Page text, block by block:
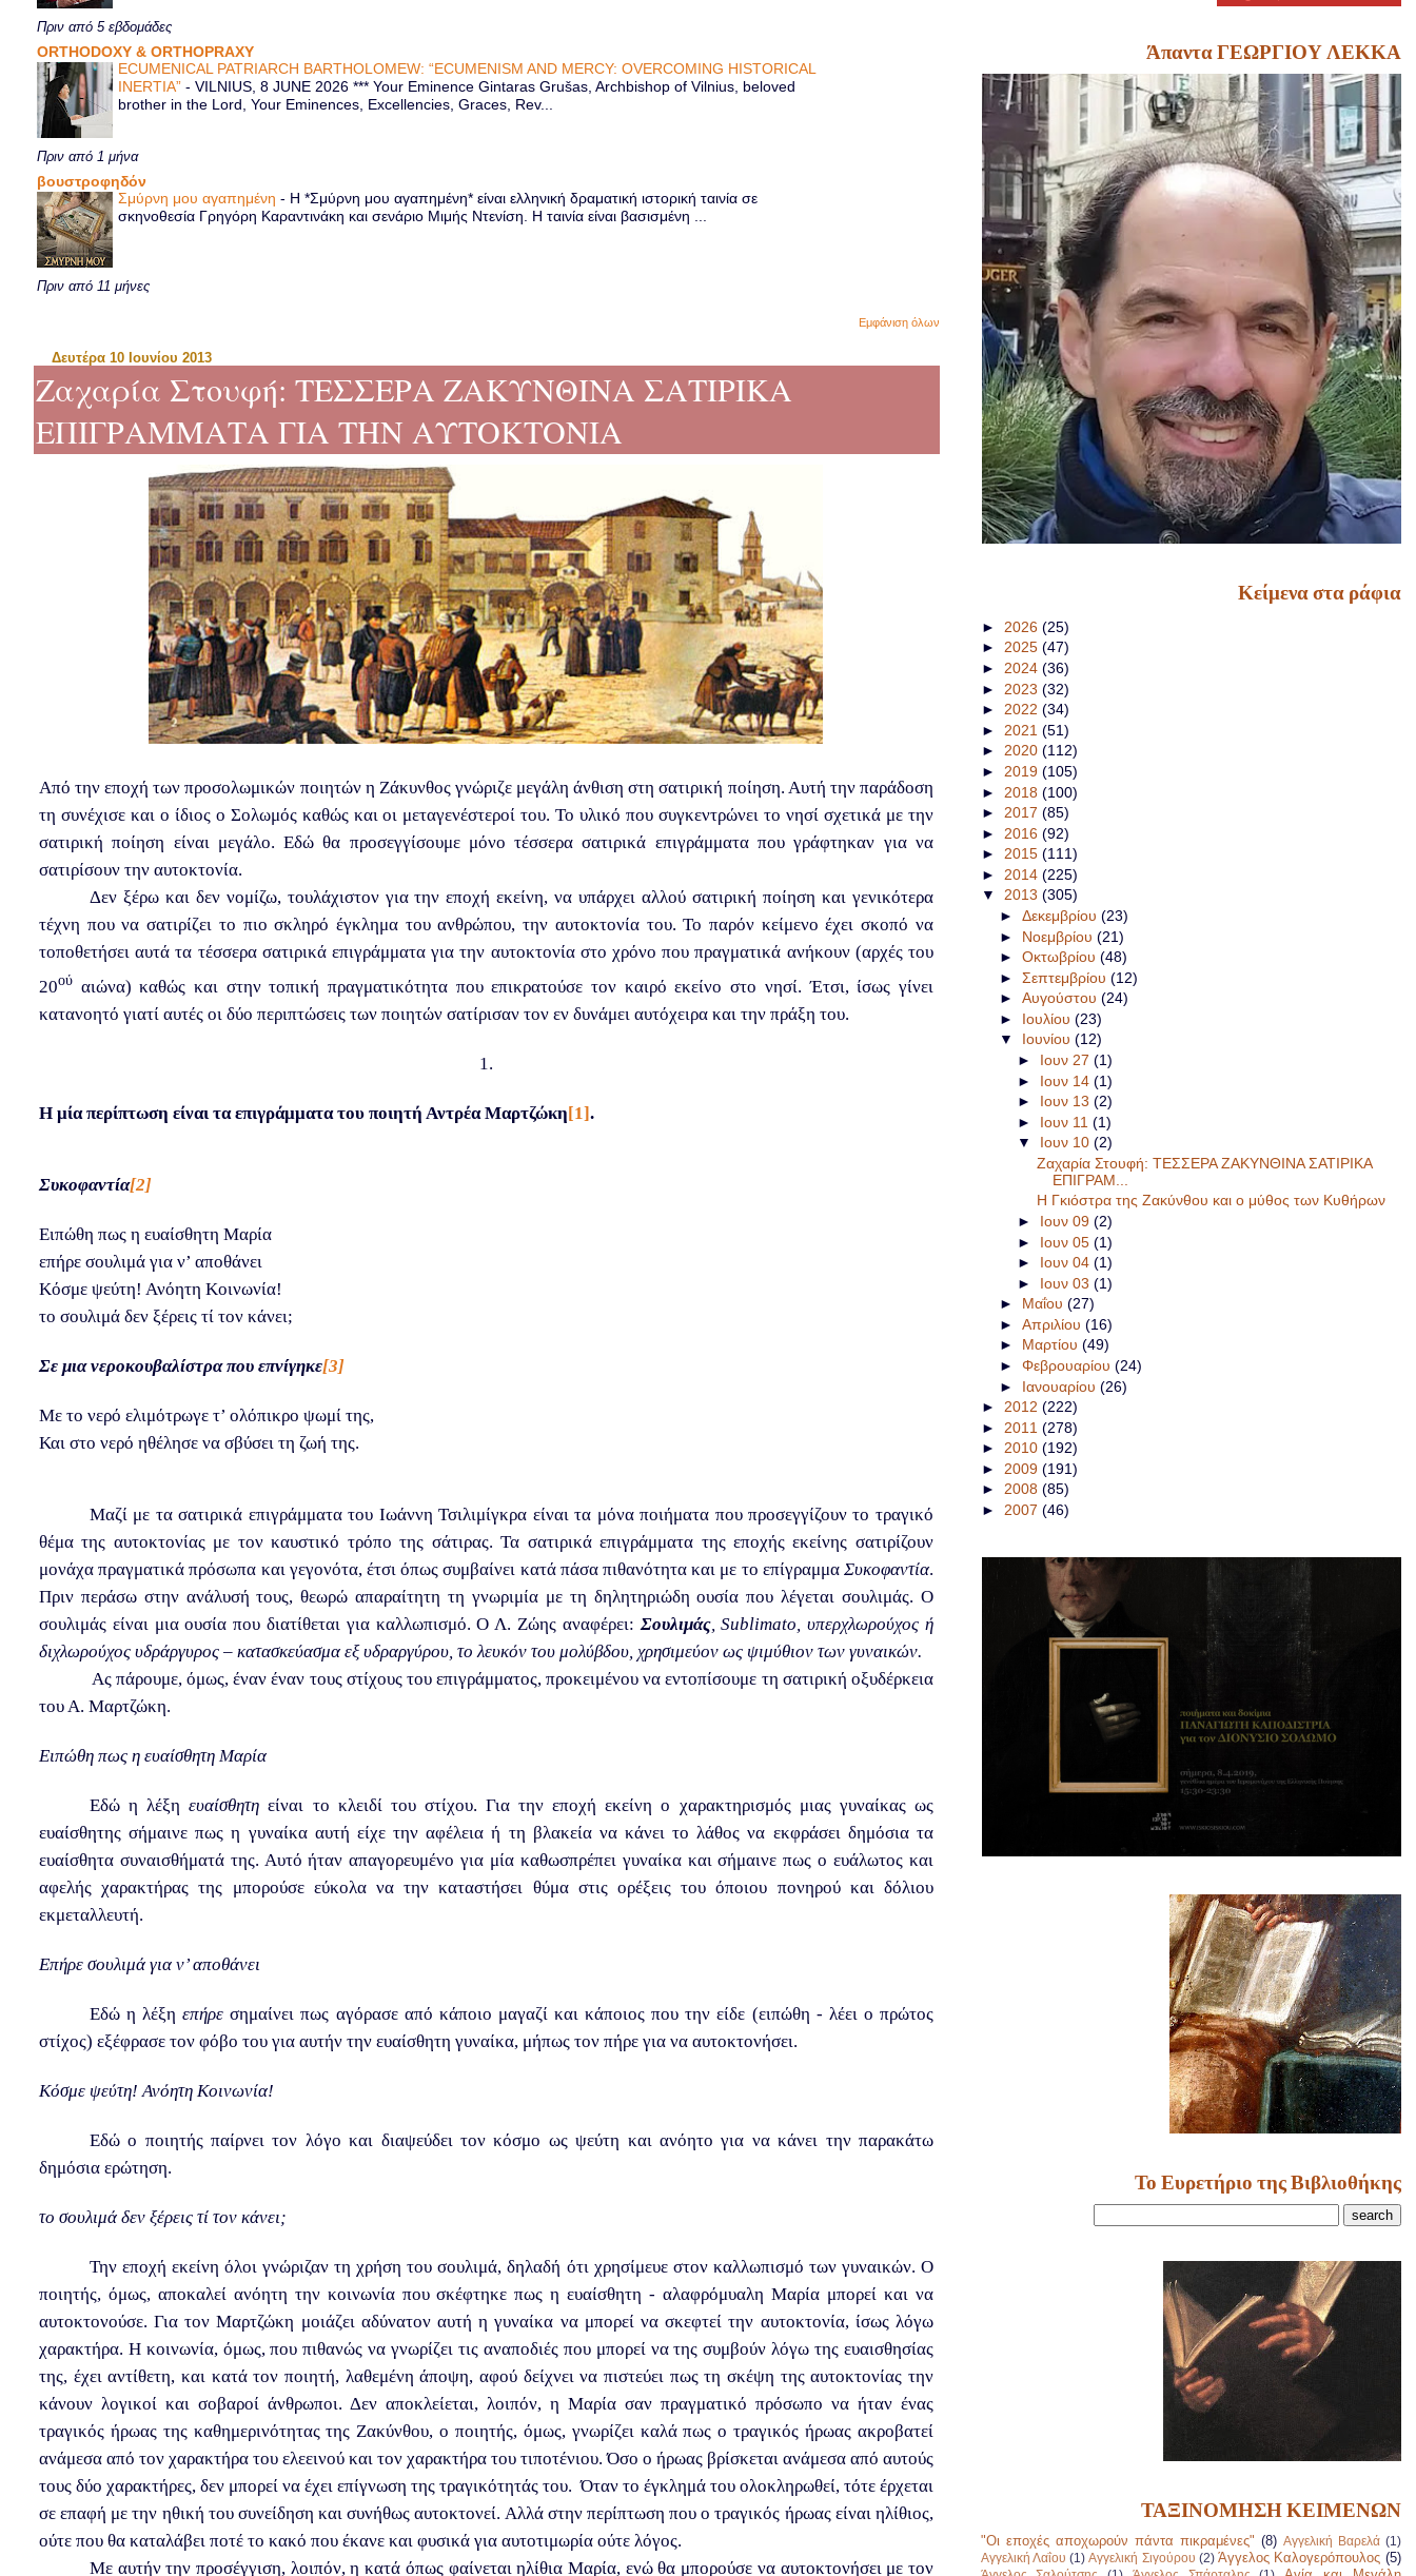
Πριν από 5 εβδομάδες
ORTHODOXY & ORTHOPRAXY
ECUMENICAL PATRIARCH BARTHOLOMEW: “ECUMENISM AND MERCY: OVERCOMING HISTORICAL
INERTIA”-VILNIUS, 8 JUNE 2026 *** Your Eminence Gintaras Grušas, Archbishop of Vilnius, beloved
brother in the Lord, Your Eminences, Excellencies, Graces, Rev...
Πριν από 1 μήνα
βουστροφηδόν
Σμύρνη μου αγαπημένη- Η *Σμύρνη μου αγαπημένη* είναι ελληνική δραματική ιστορική ταινία σε
σκηνοθεσία Γρηγόρη Καραντινάκη και σενάριο Μιμής Ντενίση. Η ταινία είναι βασισμένη ...
Πριν από 11 μήνες
Εμφάνιση όλων
Δευτέρα 10 Ιουνίου 2013
Ζαχαρία Στουφή: ΤΕΣΣΕΡΑ ΖΑΚΥΝΘΙΝΑ ΣΑΤΙΡΙΚΑ
ΕΠΙΓΡΑΜΜΑΤΑ ΓΙΑ ΤΗΝ ΑΥΤΟΚΤΟΝΙΑ
Από την εποχή των προσολωμικών ποιητών η Ζάκυνθος γνώριζε μεγάλη άνθιση στη σατιρική ποίηση. Αυτή την παράδοση
τη συνέχισε και ο ίδιος ο Σολωμός καθώς και οι μεταγενέστεροί του. Το υλικό που συγκεντρώνει το νησί σχετικά με την
σατιρική ποίηση είναι μεγάλο. Εδώ θα προσεγγίσουμε μόνο τέσσερα σατιρικά επιγράμματα που γράφτηκαν για να
σατιρίσουν την αυτοκτονία.
Δεν ξέρω και δεν νομίζω, τουλάχιστον για την εποχή εκείνη, να υπάρχει αλλού σατιρική ποίηση και γενικότερα
τέχνη που να σατιρίζει το πιο σκληρό έγκλημα του ανθρώπου, την αυτοκτονία του. Το παρόν κείμενο έχει σκοπό να
τοποθετήσει αυτά τα τέσσερα σατιρικά επιγράμματα για την αυτοκτονία στο χρόνο που πραγματικά ανήκουν (αρχές του
20ούαιώνα) καθώς και στην τοπική πραγματικότητα που επικρατούσε τον καιρό εκείνο στο νησί. Έτσι, ίσως γίνει
κατανοητό γιατί αυτές οι δύο περιπτώσεις των ποιητών σατίρισαν τον εν δυνάμει αυτόχειρα και την πράξη του.
1.
Η μία περίπτωση είναι τα επιγράμματα του ποιητή Αντρέα Μαρτζώκη[1].
Συκοφαντία[2]
Ειπώθη πως η ευαίσθητη Μαρία
επήρε σουλιμά για ν’ αποθάνει
Κόσμε ψεύτη! Ανόητη Κοινωνία!
το σουλιμά δεν ξέρεις τί τον κάνει;
Σε μια νεροκουβαλίστρα που επνίγηκε[3]
Με το νερό ελιμότρωγε τ’ ολόπικρο ψωμί της,
Και στο νερό ηθέλησε να σβύσει τη ζωή της.
Μαζί με τα σατιρικά επιγράμματα του Ιωάννη Τσιλιμίγκρα είναι τα μόνα ποιήματα που προσεγγίζουν το τραγικό
θέμα της αυτοκτονίας με τον καυστικό τρόπο της σάτιρας. Τα σατιρικά επιγράμματα της εποχής εκείνης σατιρίζουν
μονάχα πραγματικά πρόσωπα και γεγονότα, έτσι όπως συμβαίνει κατά πάσα πιθανότητα και με το επίγραμμα Συκοφαντία.
Πριν περάσω στην ανάλυσή τους, θεωρώ απαραίτητη τη γνωριμία με τη δηλητηριώδη ουσία που λέγεται σουλιμάς. Ο
σουλιμάς είναι μια ουσία που διατίθεται για καλλωπισμό. Ο Λ. Ζώης αναφέρει: Σουλιμάς, Sublimato, υπερχλωρούχος ή
διχλωρούχος υδράργυρος – κατασκεύασμα εξ υδραργύρου, το λευκόν του μολύβδου, χρησιμεύον ως ψιμύθιον των γυναικών.
Ας πάρουμε, όμως, έναν έναν τους στίχους του επιγράμματος, προκειμένου να εντοπίσουμε τη σατιρική οξυδέρκεια
του Α. Μαρτζώκη.
Ειπώθη πως η ευαίσθητη Μαρία
Εδώ η λέξηευαίσθητη είναι το κλειδί του στίχου. Για την εποχή εκείνη ο χαρακτηρισμός μιας γυναίκας ως
ευαίσθητης σήμαινε πως η γυναίκα αυτή είχε την αφέλεια ή τη βλακεία να κάνει το λάθος να εκφράσει δημόσια τα
ευαίσθητα συναισθήματά της. Αυτό ήταν απαγορευμένο για μία καθωσπρέπει γυναίκα και σήμαινε πως ο ευάλωτος και
αφελής χαρακτήρας της μπορούσε εύκολα να την καταστήσει θύμα στις ορέξεις του όποιου πονηρού και δόλιου
εκμεταλλευτή.
Επήρε σουλιμά για ν’ αποθάνει
Εδώ η λέξηεπήρε σημαίνει πως αγόρασε από κάποιο μαγαζί και κάποιος που την είδε (ειπώθη - λέει ο πρώτος
στίχος) εξέφρασε τον φόβο του για αυτήν την ευαίσθητη γυναίκα, μήπως τον πήρε για να αυτοκτονήσει.
Κόσμε ψεύτη! Ανόητη Κοινωνία!
Εδώ ο ποιητής παίρνει τον λόγο και διαψεύδει τον κόσμο ως ψεύτη και ανόητο για να κάνει την παρακάτω
δημόσια ερώτηση.
το σουλιμά δεν ξέρεις τί τον κάνει;
Την εποχή εκείνη όλοι γνώριζαν τη χρήση του σουλιμά, δηλαδή ότι χρησίμευε στον καλλωπισμό των γυναικών. Ο
ποιητής, όμως, αποκαλεί ανόητη την κοινωνία που σκέφτηκε πως η ευαίσθητη - αλαφρόμυαλη Μαρία μπορεί και να
αυτοκτονούσε. Για τον Μαρτζώκη μοιάζει αδύνατον αυτή η γυναίκα να μπορεί να σκεφτεί την αυτοκτονία, ίσως λόγω
χαρακτήρα. Η κοινωνία, όμως, που πιθανώς να γνωρίζει τις αναποδιές που μπορεί να της συμβούν λόγω της ευαισθησίας
της, έχει αντίθετη, και κατά τον ποιητή, λαθεμένη άποψη, αφού δείχνει να πιστεύει πως τη σκέψη της αυτοκτονίας την
κάνουν λογικοί και σοβαροί άνθρωποι. Δεν αποκλείεται, λοιπόν, η Μαρία σαν πραγματικό πρόσωπο να ήταν ένας
τραγικός ήρωας της καθημερινότητας της Ζακύνθου, ο ποιητής, όμως, γνωρίζει καλά πως ο τραγικός ήρωας ακροβατεί
ανάμεσα από τον χαρακτήρα του ελεεινού και τον χαρακτήρα του τιποτένιου. Όσο ο ήρωας βρίσκεται ανάμεσα από αυτούς
τους δύο χαρακτήρες, δεν μπορεί να έχει επίγνωση της τραγικότητάς του. Όταν το έγκλημά του ολοκληρωθεί, τότε έρχεται
σε επαφή με την ηθική του συνείδηση και συνήθως αυτοκτονεί. Αλλά στην περίπτωση που ο τραγικός ήρωας είναι ηλίθιος,
ούτε που θα καταλάβει ποτέ το κακό που έκανε και φυσικά για αυτοτιμωρία ούτε λόγος.
Με αυτήν την προσέγγιση, λοιπόν, η κατά όπως φαίνεται ηλίθια Μαρία, ενώ θα μπορούσε να αυτοκτονήσει με τον
Άπαντα ΓΕΩΡΓΙΟΥ ΛΕΚΚΑ
Κείμενα στα ράφια
► 2026 (25)
► 2025 (47)
► 2024 (36)
► 2023 (32)
► 2022 (34)
► 2021 (51)
► 2020 (112)
► 2019 (105)
► 2018 (100)
► 2017 (85)
► 2016 (92)
► 2015 (111)
► 2014 (225)
▼ 2013 (305)
► Δεκεμβρίου (23)
► Νοεμβρίου (21)
► Οκτωβρίου (48)
► Σεπτεμβρίου (12)
► Αυγούστου (24)
► Ιουλίου (23)
▼ Ιουνίου (12)
► Ιουν 27(1)
► Ιουν 14(1)
► Ιουν 13(2)
► Ιουν 11(1)
▼ Ιουν 10(2)
Ζαχαρία Στουφή: ΤΕΣΣΕΡΑ ΖΑΚΥΝΘΙΝΑ ΣΑΤΙΡΙΚΑ
ΕΠΙΓΡΑΜ...
Η Γκιόστρα της Ζακύνθου και ο μύθος των Κυθήρων
► Ιουν 09(2)
► Ιουν 05(1)
► Ιουν 04(1)
► Ιουν 03(1)
► Μαΐου (27)
► Απριλίου (16)
► Μαρτίου (49)
► Φεβρουαρίου (24)
► Ιανουαρίου (26)
► 2012 (222)
► 2011 (278)
► 2010 (192)
► 2009 (191)
► 2008 (85)
► 2007 (46)
Το Ευρετήριο της Βιβλιοθήκης
ΤΑΞΙΝΟΜΗΣΗ ΚΕΙΜΕΝΩΝ
"Οι εποχές αποχωρούν πάντα πικραμένες" (8) Αγγελική Βαρελά (1)
Αγγελική Λαΐου (1) Αγγελική Σιγούρου (2) Άγγελος Καλογερόπουλος (5)